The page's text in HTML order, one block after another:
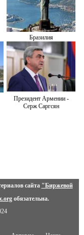
Бразилия
Президент Армении -
Серж Саргсян
сайта "Биржевой
обязательна.